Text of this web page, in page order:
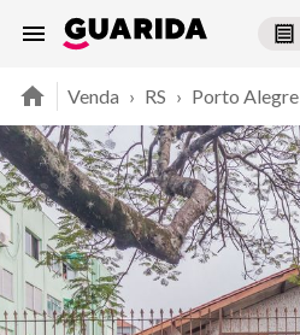
Venda › RS › Porto Alegre